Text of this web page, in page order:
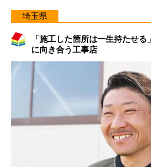
埼玉県
「施工した箇所は一生持たせ
に向き合う工事店